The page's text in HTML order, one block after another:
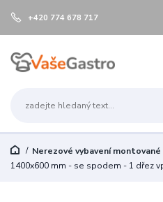
+420 774 678 717
Nerezové vybavení montované
1400x600 mm - se spodem - 1 dřez